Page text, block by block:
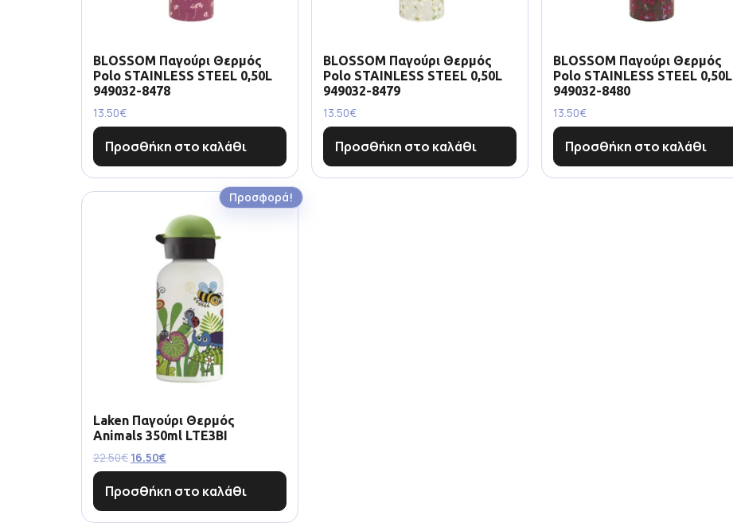
BLOSSOM Παγούρι Θερμός
Polo STAINLESS STEEL 0,50L
949032-8478
13.50€
Προσθήκη στο καλάθι
BLOSSOM Παγούρι Θερμός
Polo STAINLESS STEEL 0,50L
949032-8479
13.50€
Προσθήκη στο καλάθι
BLOSSOM Παγούρι Θερμός
Polo STAINLESS STEEL 0,50L
949032-8480
13.50€
Προσθήκη στο καλάθι
Προσφορά!
Laken Παγούρι Θερμός
Animals 350ml LTE3BI
22.50€ 16.50€
Προσθήκη στο καλάθι